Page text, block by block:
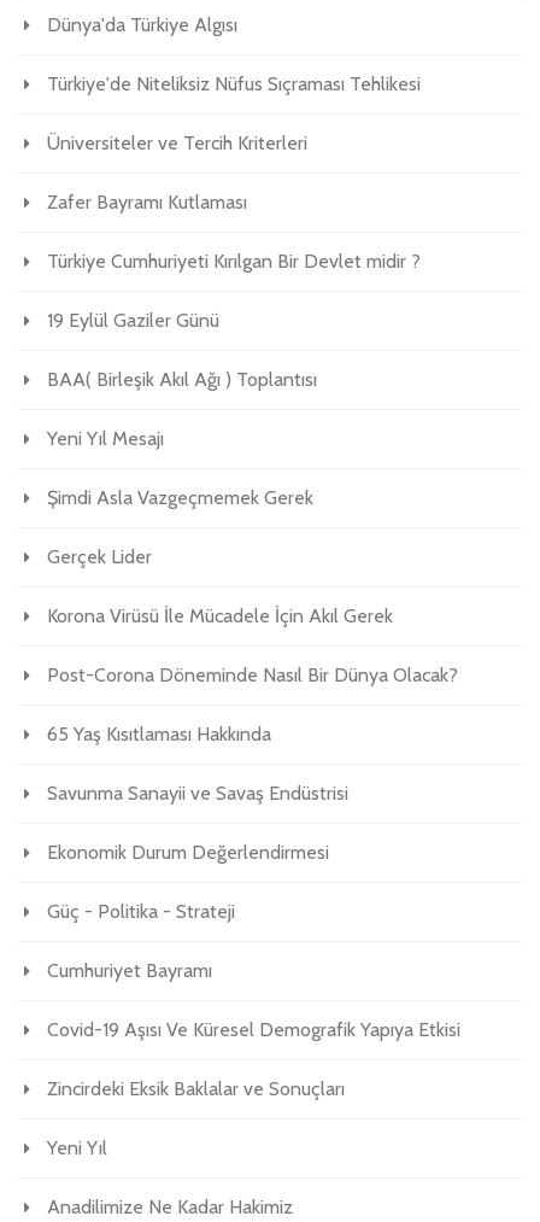
Dünya'da Türkiye Algısı
Türkiye'de Niteliksiz Nüfus Sıçraması Tehlikesi
Üniversiteler ve Tercih Kriterleri
Zafer Bayramı Kutlaması
Türkiye Cumhuriyeti Kırılgan Bir Devlet midir ?
19 Eylül Gaziler Günü
BAA( Birleşik Akıl Ağı ) Toplantısı
Yeni Yıl Mesajı
Şimdi Asla Vazgeçmemek Gerek
Gerçek Lider
Korona Virüsü İle Mücadele İçin Akıl Gerek
Post-Corona Döneminde Nasıl Bir Dünya Olacak?
65 Yaş Kısıtlaması Hakkında
Savunma Sanayii ve Savaş Endüstrisi
Ekonomik Durum Değerlendirmesi
Güç - Politika - Strateji
Cumhuriyet Bayramı
Covid-19 Aşısı Ve Küresel Demografik Yapıya Etkisi
Zincirdeki Eksik Baklalar ve Sonuçları
Yeni Yıl
Anadilimize Ne Kadar Hakimiz